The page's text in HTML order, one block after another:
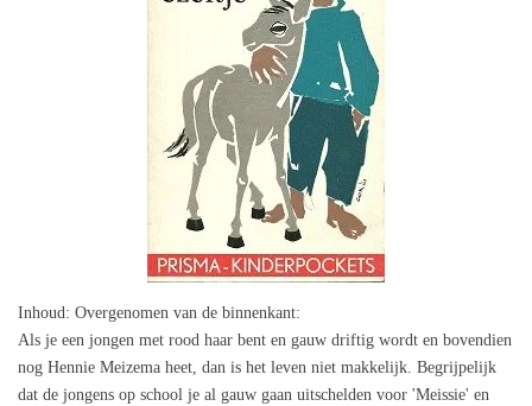
Inhoud: Overgenomen van de binnenkant:
Als je een jongen met rood haar bent en gauw driftig wordt en bovendien
nog Hennie Meizema heet, dan is het leven niet makkelijk. Begrijpelijk
dat de jongens op school je al gauw gaan uitschelden voor 'Meissie' en